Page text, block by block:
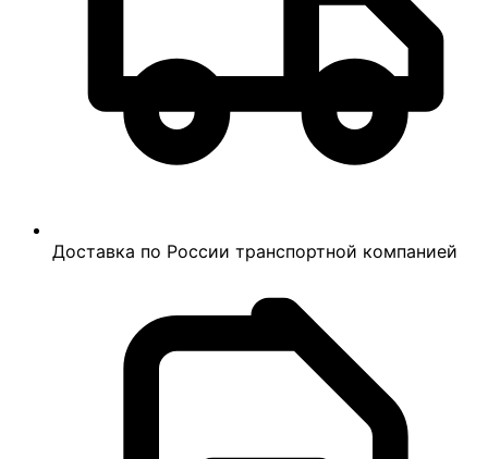
Доставка по России транспортной компанией